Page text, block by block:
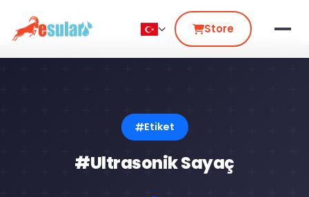
Store
Etiket
#Ultrasonik Sayaç